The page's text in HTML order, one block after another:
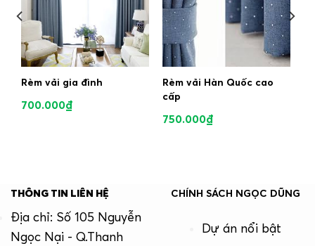
Rèm vải gia đình
700.000₫
Rèm vải Hàn Quốc cao
cấp
750.000₫
THÔNG TIN LIÊN HỆ
Địa chỉ: Số 105 Nguyễn
Ngọc Nại - Q.Thanh
CHÍNH SÁCH NGỌC DŨNG
Dự án nổi bật